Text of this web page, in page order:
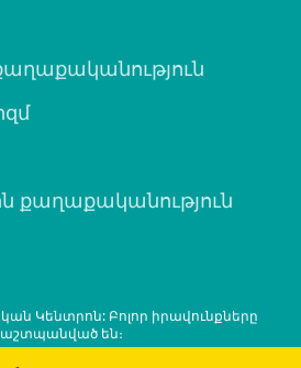
քաղաքականություն
Կենտրոն: Բոլոր իրավունքները
են։